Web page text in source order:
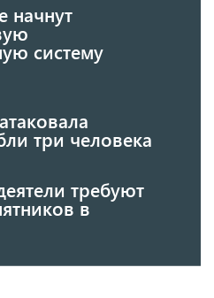
начнут
систему
три человека
требуют
в